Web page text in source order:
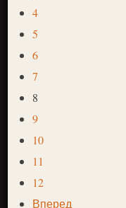
4
5
6
7
8
9
10
11
12
Вперед